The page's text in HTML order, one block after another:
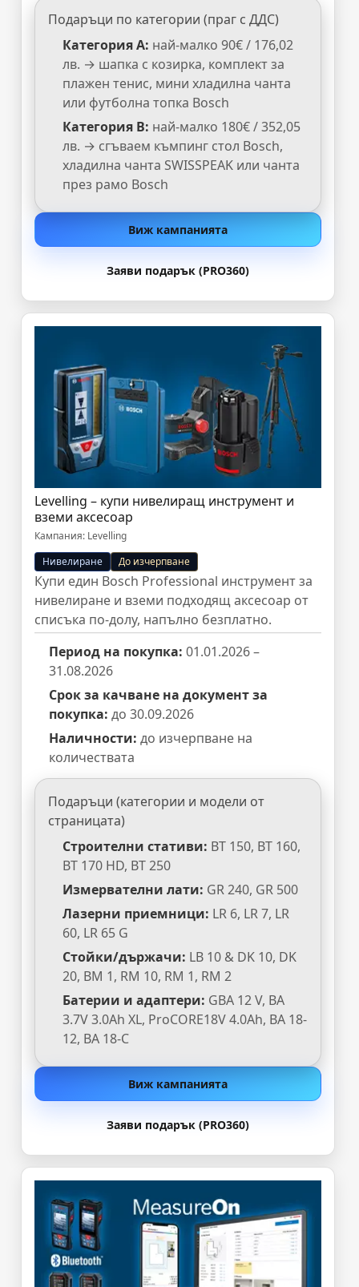
Подаръци по категории (праг с ДДС)
Категория A: най-малко 90€ / 176,02
лв. → шапка с козирка, комплект за
плажен тенис, мини хладилна чанта
или футболна топка Bosch
Категория B: най-малко 180€ / 352,05
лв. → сгъваем къмпинг стол Bosch,
хладилна чанта SWISSPEAK или чанта
през рамо Bosch
Виж кампанията
Заяви подарък (PRO360)
Levelling – купи нивелиращ инструмент и
вземи аксесоар
Кампания: Levelling
Нивелиране
До изчерпване
Купи един Bosch Professional инструмент за
нивелиране и вземи подходящ аксесоар от
списъка по-долу, напълно безплатно.
Период на покупка: 01.01.2026 –
31.08.2026
Срок за качване на документ за
покупка: до 30.09.2026
Наличности: до изчерпване на
количествата
Подаръци (категории и модели от
страницата)
Строителни стативи: BT 150, BT 160,
BT 170 HD, BT 250
Измервателни лати: GR 240, GR 500
Лазерни приемници: LR 6, LR 7, LR
60, LR 65 G
Стойки/държачи: LB 10 & DK 10, DK
20, BM 1, RM 10, RM 1, RM 2
Батерии и адаптери: GBA 12 V, BA
3.7V 3.0Ah XL, ProCORE18V 4.0Ah, BA 18-
12, BA 18-C
Виж кампанията
Заяви подарък (PRO360)